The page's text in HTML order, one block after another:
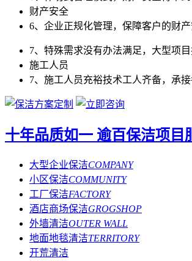
财产安全
6、企业正规化管理，保障客户的财
7、特殊需求没有办法满足，大型项
施工人员
7、施工人员充裕技术工人齐备，承
十年品质如一 逾百保洁项目
大型企业保洁COMPANY
小区保洁COMMUNITY
工厂保洁FACTORY
酒店商场保洁GROGSHOP
外墙清洁OUTER WALL
地面地毯清洁TERRITORY
开荒清洁